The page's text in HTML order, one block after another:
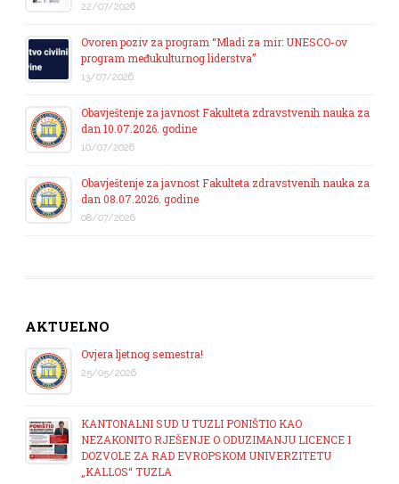
22/07/2026
Ovoren poziv za program “Mladi za mir: UNESCO-ov
program međukulturnog liderstva”
13/07/2026
Obavještenje za javnost Fakulteta zdravstvenih nauka za
dan 10.07.2026. godine
10/07/2026
Obavještenje za javnost Fakulteta zdravstvenih nauka za
dan 08.07.2026. godine
08/07/2026
AKTUELNO
Ovjera ljetnog semestra!
25/05/2026
KANTONALNI SUD U TUZLI PONIŠTIO KAO
NEZAKONITO RJEŠENJE O ODUZIMANJU LICENCE I
DOZVOLE ZA RAD EVROPSKOM UNIVERZITETU
„KALLOS“ TUZLA